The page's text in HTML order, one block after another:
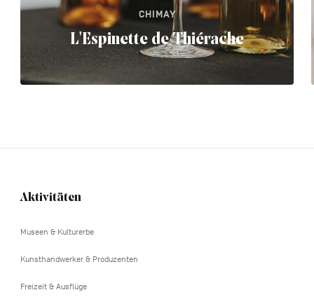
CHIMAY
L'Espinette de Thiérache
Navigation
Aktivitäten
Museen & Kulturerbe
Kunsthandwerker & Produzenten
Freizeit & Ausflüge